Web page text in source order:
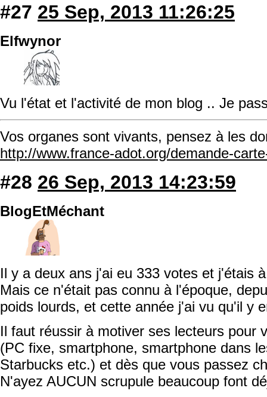
#27 25 Sep, 2013 11:26:25
Elfwynor
Vu l'état et l'activité de mon blog .. Je
Vos organes sont vivants, pensez à les
http://www.france-adot.org/demande-
#28 26 Sep, 2013 14:23:59
BlogEtMéchant
Il y a deux ans j'ai eu 333 votes et j'étais
Mais ce n'était pas connu à l'époque,
poids lourds, et cette année j'ai vu qu'il y
Il faut réussir à motiver ses lecteurs pour
(PC fixe, smartphone, smartphone dans
Starbucks etc.) et dès que vous passez
N'ayez AUCUN scrupule beaucoup font